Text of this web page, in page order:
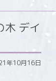
木 デイ
年10月16日